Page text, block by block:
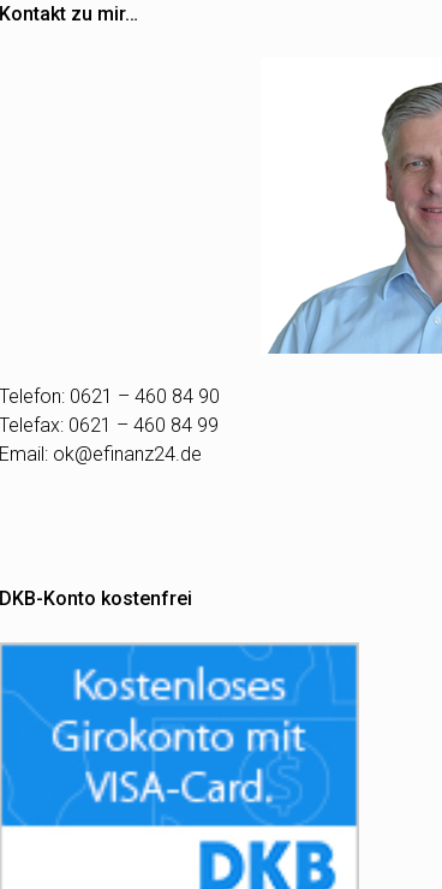
Kontakt zu mir…
Telefon: 0621 – 460 84 90
Telefax: 0621 – 460 84 99
Email: ok@efinanz24.de
DKB-Konto kostenfrei